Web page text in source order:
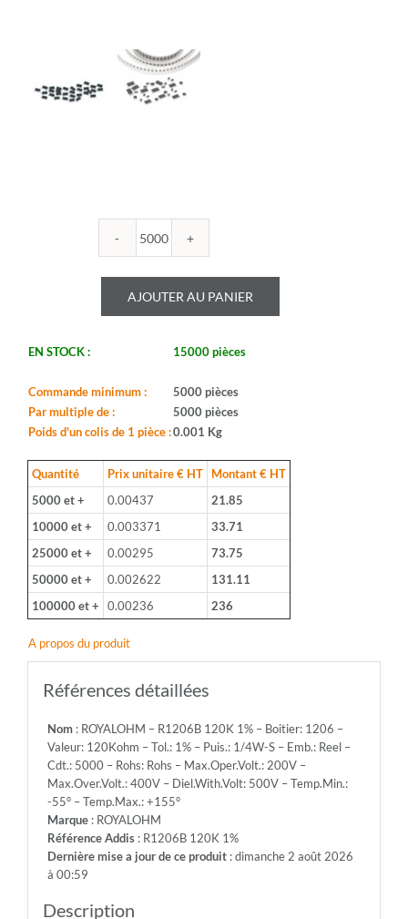
quantité
ROYALOHM
-
R1206B
Boitier:
1206
-
120Kohm
-
Tol.:
1%
-
Puis.:
1/4W-
S
-
-
Cdt.:
5000
Rohs:
Rohs
-
Max.Oper.Volt.:
200V
-
Max.Over.Volt.:
400V
AJOUTER AU PANIER
EN STOCK : 15000 pièces
Commande minimum :
5000 pièces
Par multiple de :
5000 pièces
Poids d'un colis de 1 pièce :0.001 Kg
Quantité Prix unitaire € HT
Montant € HT
5000 et +
0.00437
21.85
10000 et +
0.003371
33.71
25000 et +
0.00295
73.75
50000 et +
0.002622
131.11
100000 et +
0.00236 236
A propos du produit
Références détaillées
Nom: ROYALOHM – R1206B 120K 1% – Boitier: 1206 –
Valeur: 120Kohm – Tol.: 1% – Puis.: 1/4W-S – Emb.: Reel –
Cdt.: 5000 – Rohs: Rohs – Max.Oper.Volt.: 200V –
Max.Over.Volt.: 400V – Diel.With.Volt: 500V – Temp.Min.:
-55° – Temp.Max.: +155°
Marque: ROYALOHM
Référence Addis: R1206B 120K 1%
Dernière mise a jour de ce produit: dimanche 2 août 2026
à 00:59
Description